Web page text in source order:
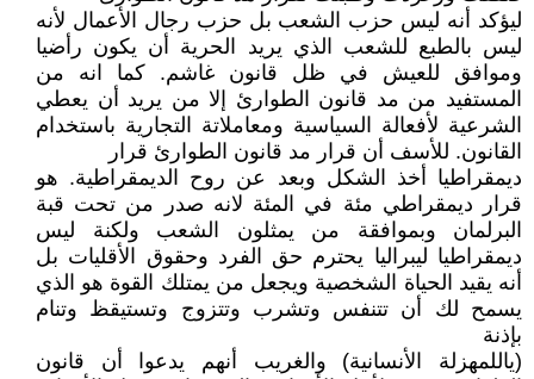
ليؤكد أنه ليس حزب الشعب بل حزب رجال الأعمال لأنه
ليس بالطبع للشعب الذي يريد الحرية أن يكون رأضيا
وموافق للعيش في ظل قانون غاشم. كما انه من
المستفيد من مد قانون الطوارئ إلا من يريد أن يعطي
الشرعية لأفعالة السياسية ومعاملاتة التجارية باستخدام
القانون. للأسف أن قرار مد قانون الطوارئ قرار
ديمقراطيا أخذ الشكل وبعد عن روح الديمقراطية. هو
قرار ديمقراطي مئة في المئة لانه صدر من تحت قبة
البرلمان وبموافقة من يمثلون الشعب ولكنة ليس
ديمقراطيا ليبراليا يحترم حق الفرد وحقوق الأقليات بل
أنه يقيد الحياة الشخصية ويجعل من يمتلك القوة هو الذي
يسمح لك أن تتنفس وتشرب وتتزوج وتستيقظ وتنام
بإذنة
(ياللمهزلة الأنسانية) والغريب أنهم يدعوا أن قانون